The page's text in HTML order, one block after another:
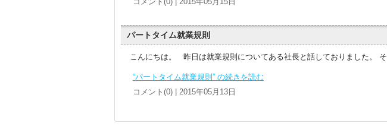
パートタイム就業規則
こんにちは。 昨日は就業規則についてある社長と話しておりました。 そ
“パートタイム就業規則” の続きを読む
コメント(0) | 2015年05月13日